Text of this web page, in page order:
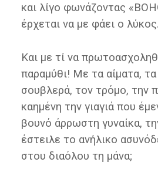
και λίγο φωνάζοντας
έρχεται να με φάει ο
Και με τί να
παραμύθι! Με τα αίματα,
σουβλερά, τον τρόμο, την
καημένη την γιαγιά που
βουνό άρρωστη γυναίκα,
έστειλε το ανήλικο
στου διαόλου τη μάνα;